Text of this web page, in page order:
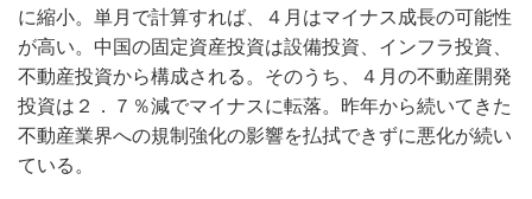
に縮小。単月で計算すれば、４月はマイナス成長の可能性
が高い。中国の固定資産投資は設備投資、インフラ投資、
不動産投資から構成される。そのうち、４月の不動産開発
投資は２．７％減でマイナスに転落。昨年から続いてきた
不動産業界への規制強化の影響を払拭できずに悪化が続い
ている。